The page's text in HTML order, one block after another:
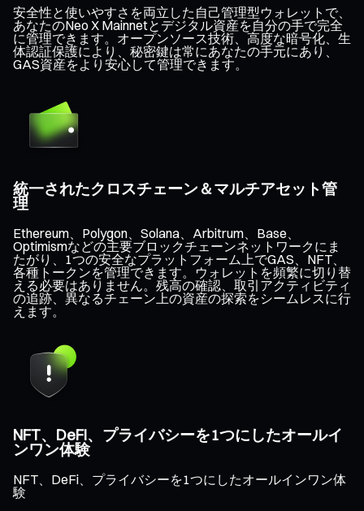
安全性と使いやすさを両立した自己管理型ウォレットで、
あなたのNeo X Mainnetとデジタル資産を自分の手で完全
に管理できます。オープンソース技術、高度な暗号化、生
体認証保護により、秘密鍵は常にあなたの手元にあり、
GAS資産をより安心して管理できます。
統一されたクロスチェーン＆マルチアセット管
理
Ethereum、Polygon、Solana、Arbitrum、Base、
Optimismなどの主要ブロックチェーンネットワークにま
たがり、1つの安全なプラットフォーム上でGAS、NFT、
各種トークンを管理できます。ウォレットを頻繁に切り替
える必要はありません。残高の確認、取引アクティビティ
の追跡、異なるチェーン上の資産の探索をシームレスに行
えます。
NFT、DeFi、プライバシーを1つにしたオールイ
ンワン体験
NFT、DeFi、プライバシーを1つにしたオールインワン体
験